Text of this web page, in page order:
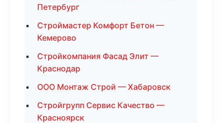
Петербург
Строймастер Комфорт Бетон —
Кемерово
Стройкомпания Фасад Элит —
Краснодар
ООО Монтаж Строй — Хабаровск
Стройгрупп Сервис Качество —
Красноярск